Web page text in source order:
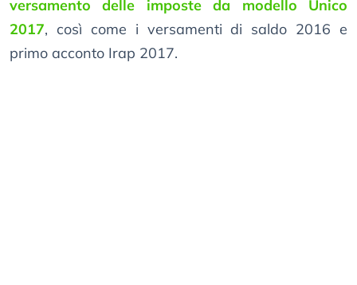
versamento delle imposte da modello Unico
2017, così come i versamenti di saldo 2016 e
primo acconto Irap 2017.